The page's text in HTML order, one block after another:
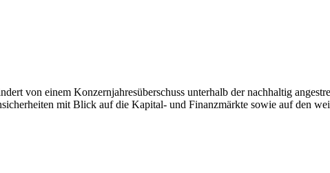
von einem Konzernjahresüberschuss unterhalb der nachhaltig
mit Blick auf die Kapital- und Finanzmärkte sowie auf den